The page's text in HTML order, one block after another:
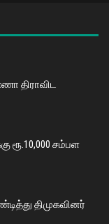
திராவிட
ரூ.10,000 சம்பள
திமுகவினர்